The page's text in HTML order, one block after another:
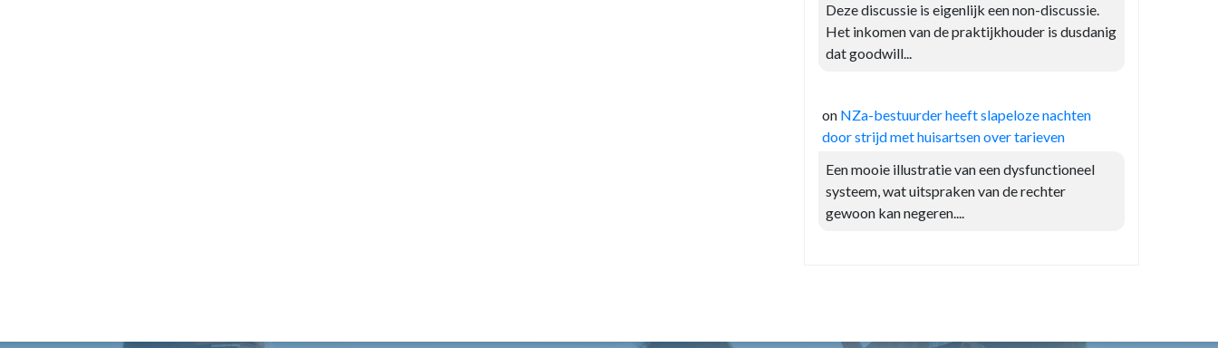
Deze discussie is eigenlijk een non-discussie.
Het inkomen van de praktijkhouder is dusdanig
dat goodwill...
on NZa-bestuurder heeft slapeloze nachten
door strijd met huisartsen over tarieven
Een mooie illustratie van een dysfunctioneel
systeem, wat uitspraken van de rechter
gewoon kan negeren....